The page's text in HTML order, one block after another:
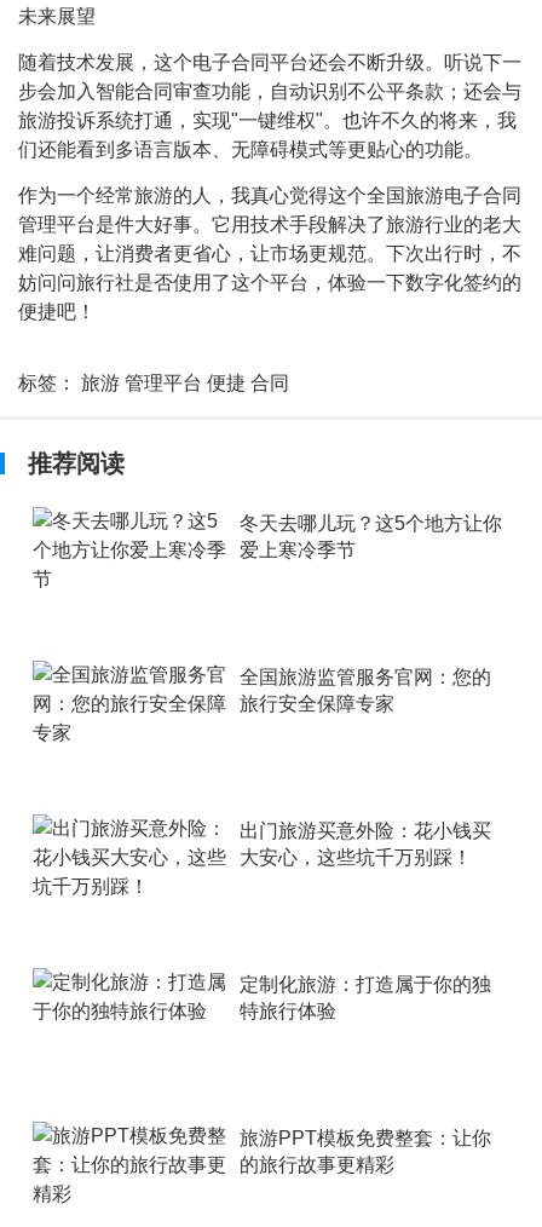
未来展望
随着技术发展，这个电子合同平台还会不断升级。听说下一
步会加入智能合同审查功能，自动识别不公平条款；还会与
旅游投诉系统打通，实现"一键维权"。也许不久的将来，我
们还能看到多语言版本、无障碍模式等更贴心的功能。
作为一个经常旅游的人，我真心觉得这个全国旅游电子合同
管理平台是件大好事。它用技术手段解决了旅游行业的老大
难问题，让消费者更省心，让市场更规范。下次出行时，不
妨问问旅行社是否使用了这个平台，体验一下数字化签约的
便捷吧！
标签： 旅游 管理平台 便捷 合同
推荐阅读
冬天去哪儿玩？这5个地方让你
爱上寒冷季节
全国旅游监管服务官网：您的
旅行安全保障专家
出门旅游买意外险：花小钱买
大安心，这些坑千万别踩！
定制化旅游：打造属于你的独
特旅行体验
旅游PPT模板免费整套：让你
的旅行故事更精彩